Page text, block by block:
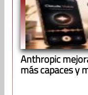
Anthropic
más capaces y